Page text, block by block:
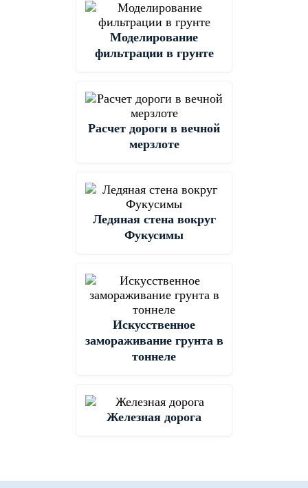
Моделирование
фильтрации в грунте
Расчет дороги в вечной
мерзлоте
Ледяная стена вокруг
Фукусимы
Искусственное
замораживание грунта в
тоннеле
Железная дорога